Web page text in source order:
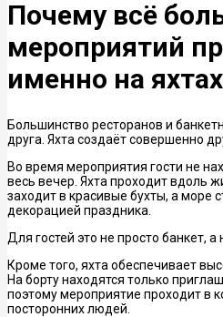
Почему всё
мероприятий
именно на яхтах
Большинство ресторанов и
друга. Яхта создаёт совершенно
Во время мероприятия гости не
весь вечер. Яхта проходит вдоль
заходит в красивые бухты, а море
декорацией праздника.
Для гостей это не просто банкет,
Кроме того, яхта обеспечивает
На борту находятся только
поэтому мероприятие проходит в
посторонних людей.